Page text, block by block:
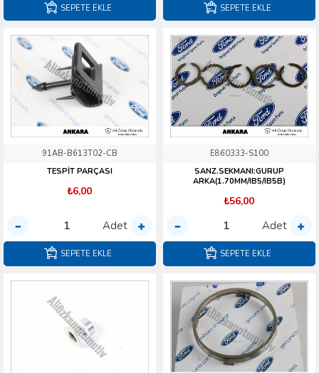
SEPETE EKLE SEPETE EKLE
91AB-B613T02-CB
TESPİT PARÇASI
₺6,00
Adet
SEPETE EKLE
E860333-S100
SANZ.SEKMANI:GURUP
ARKA(1.70MM/IB5/IB5B)
₺56,00
Adet
SEPETE EKLE